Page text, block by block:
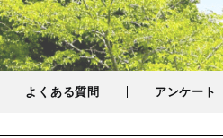
よくある質問 アンケート